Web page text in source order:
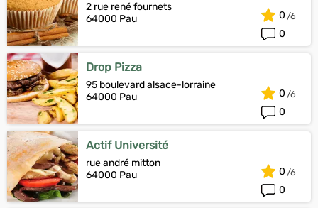
2 rue rené fournets
64000 Pau
0
0
Drop Pizza
95 boulevard alsace-lorraine
64000 Pau
0
0
Actif Université
rue andré mitton
64000 Pau
0
0